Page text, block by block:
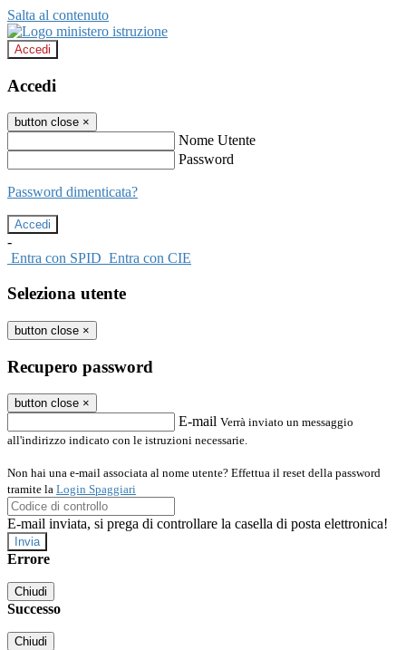
Salta al contenuto
Accedi
Accedi
button close ×
Nome Utente
Password
Password dimenticata?
-
Entra con SPID Entra con CIE
Seleziona utente
button close ×
Recupero password
button close ×
E-mail Verrà inviato un messaggio
all'indirizzo indicato con le istruzioni necessarie.
Non hai una e-mail associata al nome utente? Effettua il reset della password
tramite la Login Spaggiari
E-mail inviata, si prega di controllare la casella di posta elettronica!
Errore
Chiudi
Successo
Chiudi